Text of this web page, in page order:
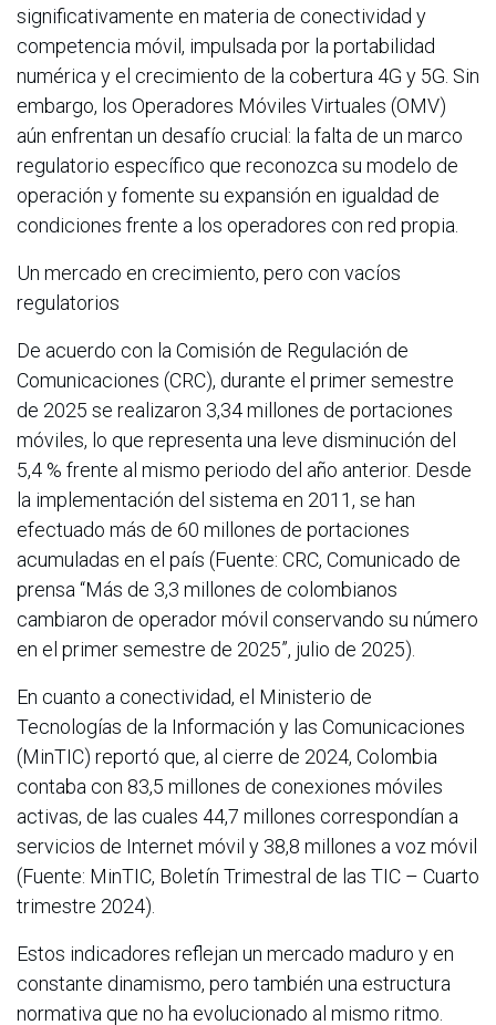
significativamente en materia de conectividad y
competencia móvil, impulsada por la portabilidad
numérica y el crecimiento de la cobertura 4G y 5G. Sin
embargo, los Operadores Móviles Virtuales (OMV)
aún enfrentan un desafío crucial: la falta de un marco
regulatorio específico que reconozca su modelo de
operación y fomente su expansión en igualdad de
condiciones frente a los operadores con red propia.
Un mercado en crecimiento, pero con vacíos
regulatorios
De acuerdo con la Comisión de Regulación de
Comunicaciones (CRC), durante el primer semestre
de 2025 se realizaron 3,34 millones de portaciones
móviles, lo que representa una leve disminución del
5,4 % frente al mismo periodo del año anterior. Desde
la implementación del sistema en 2011, se han
efectuado más de 60 millones de portaciones
acumuladas en el país (Fuente: CRC, Comunicado de
prensa “Más de 3,3 millones de colombianos
cambiaron de operador móvil conservando su número
en el primer semestre de 2025”, julio de 2025).
En cuanto a conectividad, el Ministerio de
Tecnologías de la Información y las Comunicaciones
(MinTIC) reportó que, al cierre de 2024, Colombia
contaba con 83,5 millones de conexiones móviles
activas, de las cuales 44,7 millones correspondían a
servicios de Internet móvil y 38,8 millones a voz móvil
(Fuente: MinTIC, Boletín Trimestral de las TIC – Cuarto
trimestre 2024).
Estos indicadores reflejan un mercado maduro y en
constante dinamismo, pero también una estructura
normativa que no ha evolucionado al mismo ritmo.